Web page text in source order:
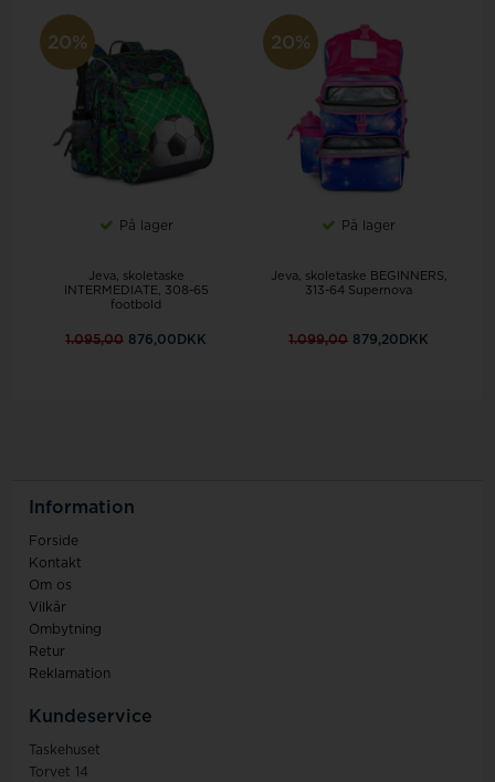
20%
På lager
Jeva, skoletaske
INTERMEDIATE, 308-65
footbold
1.095,00 876,00DKK
20%
På lager
Jeva, skoletaske BEGINNERS,
313-64 Supernova
1.099,00 879,20DKK
Information
Forside
Kontakt
Om os
Vilkår
Ombytning
Retur
Reklamation
Kundeservice
Taskehuset
Torvet 14